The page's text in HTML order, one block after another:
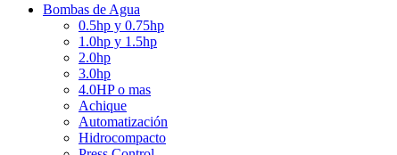
Bombas de Agua
0.5hp y 0.75hp
1.0hp y 1.5hp
2.0hp
3.0hp
4.0HP o mas
Achique
Automatización
Hidrocompacto